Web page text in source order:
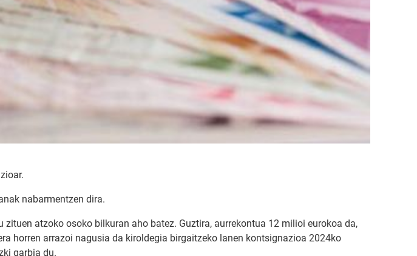
nabarmentzen dira.
atzoko osoko bilkuran aho batez. Guztira, aurrekontua 12 milioi eurokoa da,
horren arrazoi nagusia da kiroldegia birgaitzeko lanen kontsignazioa 2024ko
garbia du.